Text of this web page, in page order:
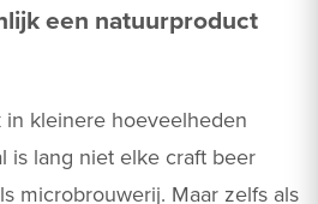
een natuurproduct
kleinere hoeveelheden
is lang niet elke craft beer
microbrouwerij. Maar zelfs als